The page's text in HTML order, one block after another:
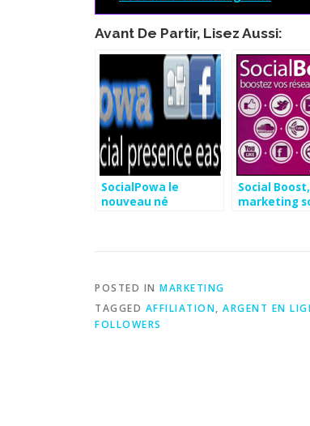
Avant De Partir, Lisez Aussi:
SocialPowa le
nouveau né
Social Boost,
marketing
POSTED IN MARKETING
TAGGED AFFILIATION, ARGENT EN
FOLLOWERS